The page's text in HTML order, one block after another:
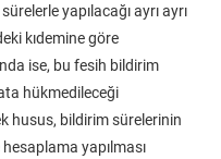
yapılacağı ayrı ayrı
kıdemine göre
ise, bu fesih bildirim
hükmedileceği
husus, bildirim sürelerinin
yapılması